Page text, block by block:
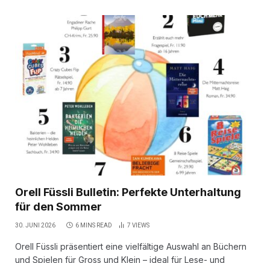
Orell Füssli Bulletin: Perfekte Unterhaltung
für den Sommer
30. JUNI 2026 6 MINS READ 7 VIEWS
Orell Füssli präsentiert eine vielfältige Auswahl an Büchern
und Spielen für Gross und Klein – ideal für Lese- und